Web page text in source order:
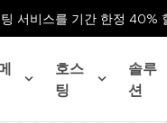
서비스를 기간 한정 40%
호스
팅
솔루
션